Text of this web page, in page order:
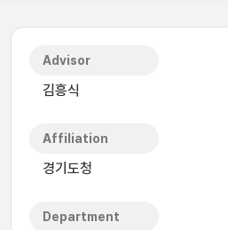
Advisor
김흥식
Affiliation
경기도청
Department